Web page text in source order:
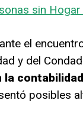
sin Hogar
el
y del
la contabilidad
posibles